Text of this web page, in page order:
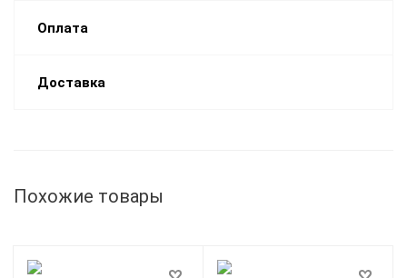
Оплата
Доставка
Похожие товары